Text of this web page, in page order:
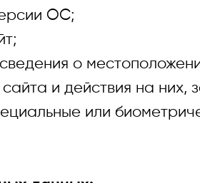
ОС;
о
и действия на них,
или